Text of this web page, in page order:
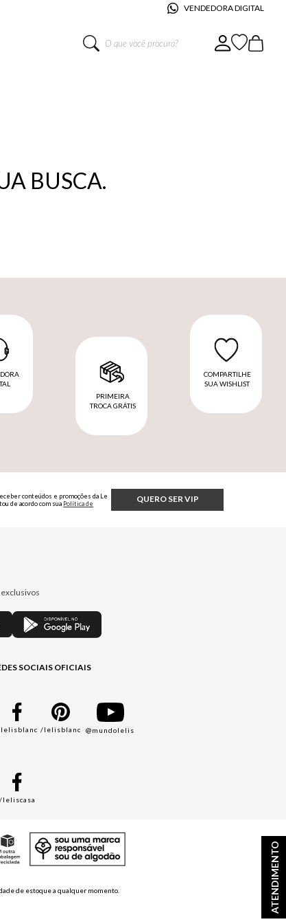
VENDEDORA DIGITAL
ATENDIMENTO
O que você procura?
BUSCA.
PRIMEIRA
TROCA GRÁTIS
COMPARTILHE
SUA WISHLIST
QUERO SER VIP
conteúdos e promoções da Le
de acordo com sua Política de
SOCIAIS OFICIAIS
/lelisblanc @mundolelis
/leliscasa
de estoque a qualquer momento.